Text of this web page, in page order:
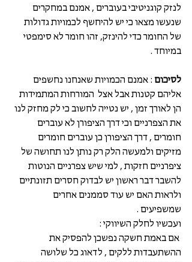
לנזק קוגניטיבי בעוברים , אמנם במחקרים
שנעשו מצאו כי יש להיחשף לכמויות גדולות
של החומר כדי להינזק, זהו חומר לא סימפטי
במיוחד .
לסיכום : אמנם הכמויות שאנחנו נחשפים
אליהם קטנות אבל אצל  המורחות המתמידות
הן לאורך זמן , יש נטייה לחשוב כי לק מחזק לנו
את הצפרניים וכי דרך הציפורן לא עוברים
חומרים , דרך הציפורן כן עוברים חומרים
מזיקים ולמעשה הלק רק נותן לנו תחושה של
ציפרניים חזקות , למי שיש צפרניים הנוטות
להשבר דבר ראשון יש לבדוק חסרים תזונתיים
ולראות האם יש עוד סממנים אחרים
שמשפיעים .
ועכשיו לחלק השיווקי :
אם באמת חשקה נפשכן להפסיק את
ההשתעבדות ללקים , לדאוג כל שלושה